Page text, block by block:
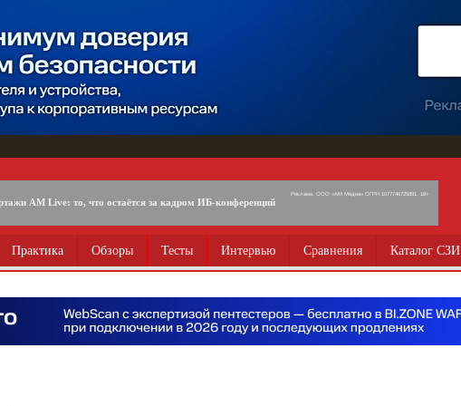
AM Live: то, что остаётся за кадром ИБ-конференций
Реклама. ООО «АМ Медиа» ОГРН 1077746725891, 18+
Практика Обзоры Тесты Интервью Сравнения Каталог СЗИ